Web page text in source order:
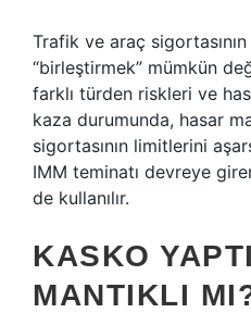
Trafik ve araç
“birleştirmek” mümkün
farklı türden riskleri ve
kaza durumunda, hasar
sigortasının limitlerini
IMM teminatı devreye
de kullanılır.
KASKO
MANTIKLI